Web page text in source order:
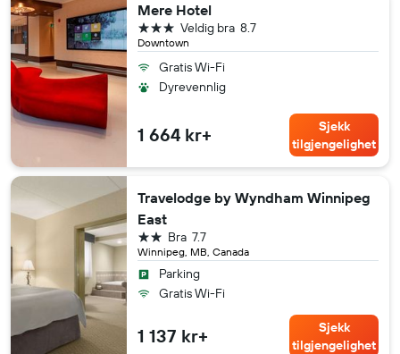
Mere Hotel
Downtown
8.7
Veldig bra
3 stjerner
Gratis Wi-Fi
Dyrevennlig
1 664 kr+
Sjekk
tilgjengelighet
Travelodge by Wyndham Winnipeg
East
Winnipeg, MB, Canada
7.7
Bra
2 stjerner
Parking
Gratis Wi-Fi
1 137 kr+
Sjekk
tilgjengelighet